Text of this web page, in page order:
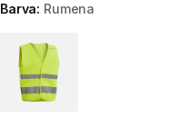
Barva: Rumena
Choose a variant